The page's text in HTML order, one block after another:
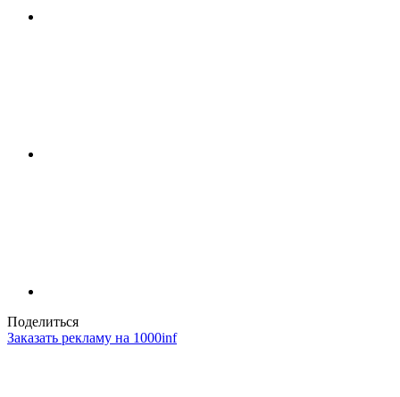
Поделиться
Заказать рекламу на 1000inf